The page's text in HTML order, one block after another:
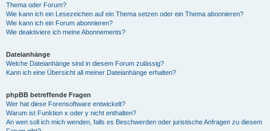
Thema oder Forum?
Wie kann ich ein Lesezeichen auf ein Thema setzen oder ein Thema abonnieren?
Wie kann ich ein Forum abonnieren?
Wie deaktiviere ich meine Abonnements?
Dateianhänge
Welche Dateianhänge sind in diesem Forum zulässig?
Kann ich eine Übersicht all meiner Dateianhänge erhalten?
phpBB betreffende Fragen
Wer hat diese Forensoftware entwickelt?
Warum ist Funktion x oder y nicht enthalten?
An wen soll ich mich wenden, falls es Beschwerden oder juristische Anfragen zu diesem